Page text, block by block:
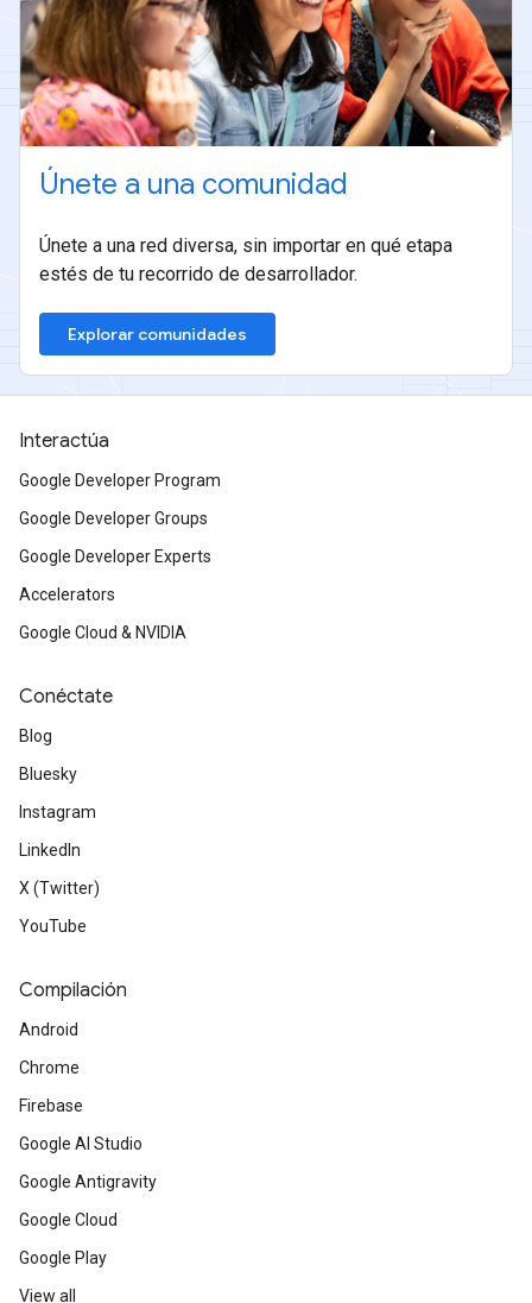
Únete a una comunidad
Únete a una red diversa, sin importar en qué etapa
estés de tu recorrido de desarrollador.
Explorar comunidades
Interactúa
Google Developer Program
Google Developer Groups
Google Developer Experts
Accelerators
Google Cloud & NVIDIA
Conéctate
Blog
Bluesky
Instagram
LinkedIn
X (Twitter)
YouTube
Compilación
Android
Chrome
Firebase
Google AI Studio
Google Antigravity
Google Cloud
Google Play
View all